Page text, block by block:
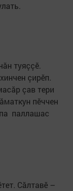
туяççӗ.
çирӗп.
çав тери
пӗччен
паллашас
Сăлтавӗ –